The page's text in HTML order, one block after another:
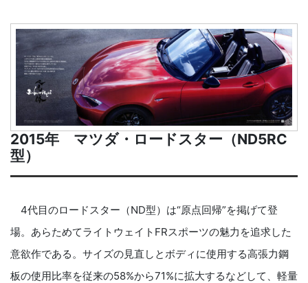
2015年 マツダ・ロードスター（ND5RC
型）
4代目のロードスター（ND型）は“原点回帰”を掲げて登
場。あらためてライトウェイトFRスポーツの魅力を追求した
意欲作である。サイズの見直しとボディに使用する高張力鋼
板の使用比率を従来の58%から71%に拡大するなどして、軽量